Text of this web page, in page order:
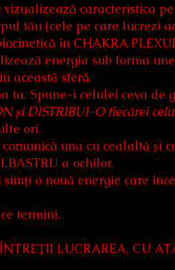
caracteristica
tău (cele pe care lucrezi
în CHAKRA
energia sub forma
această sferă.
ta. Spune-i celulei ceva de
și DISTRIBUI-O fiecărei
ori.
una cu cealaltă și
a ochilor.
o nouă energie care
termini.
LUCRAREA, CU